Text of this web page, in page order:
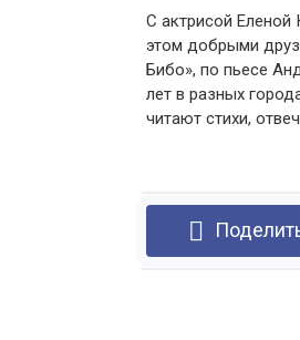
С актрисой Еленой
этом добрыми
Бибо», по пьесе
лет в разных
читают стихи,